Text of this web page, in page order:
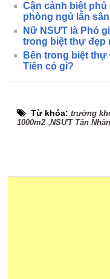
Cận cảnh biệt phủ
phòng ngủ lẫn
Nữ NSƯT là Phó
trong biệt thự đẹp
Bên trong biệt thự
Tiên có gì?
Từ khóa:trưởng
1000m2 ,NSƯT Tân Nhàn